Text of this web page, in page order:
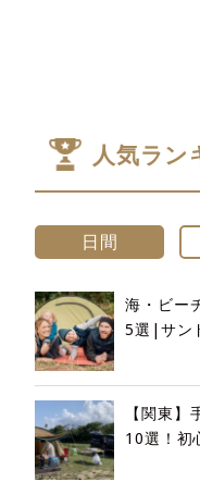
人気ラン
日間
海・ビー
5選|サン
【関東
10選！初